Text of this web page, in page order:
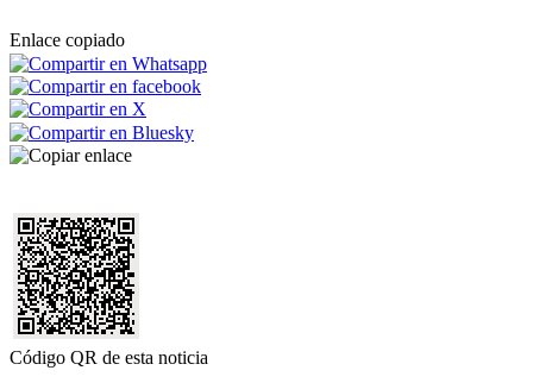
Enlace copiado
Código QR de esta noticia